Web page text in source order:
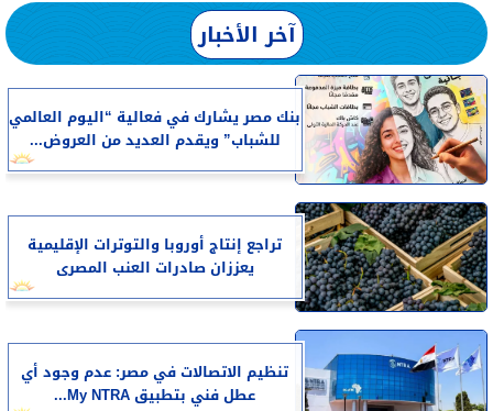
آخر الأخبار
بنك مصر يشارك في فعالية “اليوم العالمي
للشباب” ويقدم العديد من العروض...
تراجع إنتاج أوروبا والتوترات الإقليمية
يعززان صادرات العنب المصرى
تنظيم الاتصالات في مصر: عدم وجود أي
عطل فني بتطبيق My NTRA...